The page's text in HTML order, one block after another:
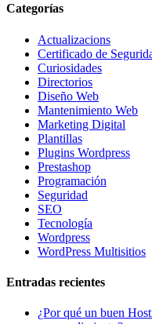
Categorías
Actualizacions
Certificado de
Curiosidades
Directorios
Diseño Web
Mantenimiento Web
Marketing Digital
Plantillas
Plugins Wordpress
Prestashop
Programación
Seguridad
SEO
Tecnología
Wordpress
WordPress Multisitios
Entradas recientes
¿Por qué un buen